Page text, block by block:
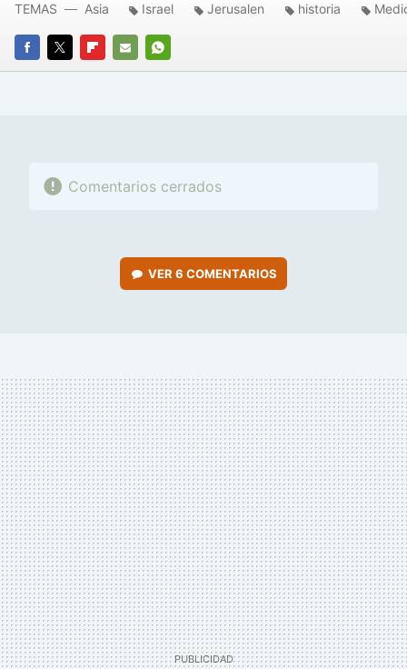
FACEBOOK
TWITTERFLIPBOARD
E-
WHATSAPP
TEMAS Asia Israel Jerusalen historia
Comentarios cerrados
VER 6 COMENTARIOS